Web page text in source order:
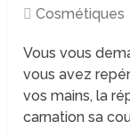
Cosmétiques
Vous vous
vous avez
vos mains, la
carnation sa